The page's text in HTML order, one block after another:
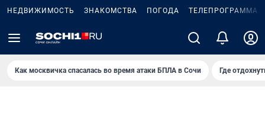
НЕДВИЖИМОСТЬ ЗНАКОМСТВА ПОГОДА ТЕЛЕПРОГРАММА
Как москвичка спасалась во время атаки БПЛА в Сочи Где